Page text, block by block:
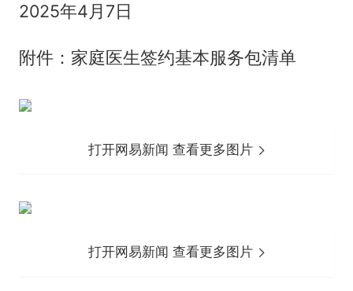
2025年4月7日
附件：家庭医生签约基本服务包清单
打开网易新闻 查看更多图片
打开网易新闻 查看更多图片